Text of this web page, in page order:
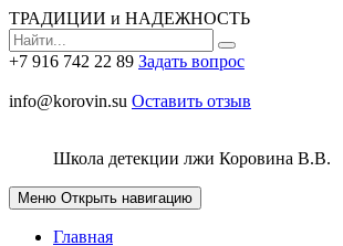
ТРАДИЦИИ и НАДЕЖНОСТЬ
+7 916 742 22 89 Задать вопрос
info@korovin.su Оставить отзыв
Школа детекции лжи Коровина В.В.
Меню Открыть навигацию
Главная